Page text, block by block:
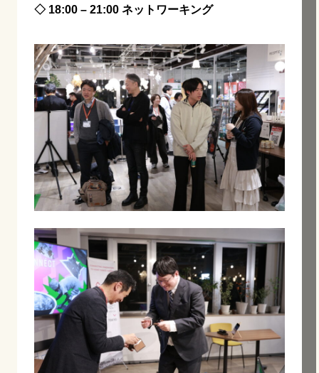
◇ 18:00 – 21:00 ネットワーキング